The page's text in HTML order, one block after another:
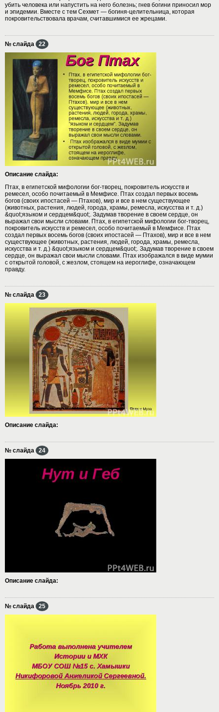
убить человека или напустить на него болезнь; гнев богини приносил мор
и эпидемии. Вместе с тем Сехмет — богиня-целительница, которая
покровительствовала врачам, считавшимися ее жрецами.
№ слайда 22
Описание слайда:
Птах, в египетской мифологии бог-творец, покровитель искусств и
ремесел, особо почитаемый в Мемфисе. Птах создал первых восемь
богов (своих ипостасей — Птахов), мир и все в нем существующее
(животных, растения, людей, города, храмы, ремесла, искусства и т. д.)
&quot;языком и сердцем&quot;. Задумав творение в своем сердце, он
выражал свои мысли словами. Птах, в египетской мифологии бог-творец,
покровитель искусств и ремесел, особо почитаемый в Мемфисе. Птах
создал первых восемь богов (своих ипостасей — Птахов), мир и все в нем
существующее (животных, растения, людей, города, храмы, ремесла,
искусства и т. д.) &quot;языком и сердцем&quot;. Задумав творение в своем
сердце, он выражал свои мысли словами. Птах изображался в виде мумии
с открытой головой, с жезлом, стоящем на иероглифе, означающем
правду.
№ слайда 23
Описание слайда:
№ слайда 24
Описание слайда:
№ слайда 25